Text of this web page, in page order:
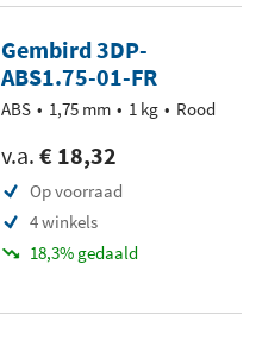
Gembird 3DP-
ABS1.75-01-FR
ABS 1,75 mm 1 kg Rood
v.a. € 18,32
Op voorraad
4 winkels
18,3% gedaald